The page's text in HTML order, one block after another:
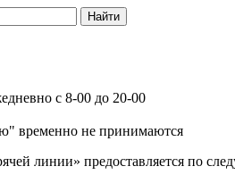
временно не принимаются
линии» предоставляется по